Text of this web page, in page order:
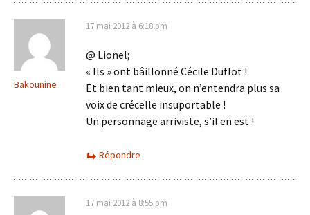
Bakounine
17 mai 2012 à 6:18 pm
@ Lionel;
« Ils » ont bâillonné Cécile Duflot !
Et bien tant mieux, on n’entendra plus sa
voix de crécelle insuportable !
Un personnage arriviste, s’il en est !
Répondre
17 mai 2012 à 8:55 pm